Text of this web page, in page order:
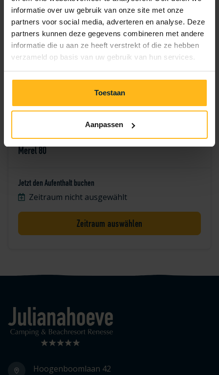
informatie over uw gebruik van onze site met onze
partners voor social media, adverteren en analyse. Deze
partners kunnen deze gegevens combineren met andere
informatie die u aan ze heeft verstrekt of die ze hebben
verzameld op basis van uw gebruik van hun services.
Toestaan
Aanpassen
7 8 9 10 11 12
14
15 16 17 18 19
20
28
29 30
Merel 80
Jetzt den Aufenthalt buchen
Zeitraum nicht ausgewählt
Zeitraum auswählen
Logo Julianahoeve
Hoogenboomlaan 42